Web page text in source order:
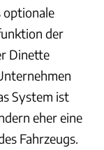
optionale
der
Dinette
System ist
eher eine
Fahrzeugs.